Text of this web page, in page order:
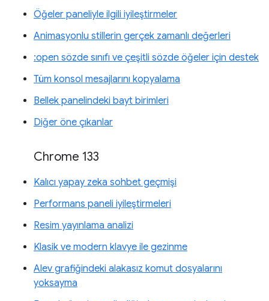
Öğeler paneliyle ilgili iyileştirmeler
Animasyonlu stillerin gerçek zamanlı değerleri
:open sözde sınıfı ve çeşitli sözde öğeler için destek
Tüm konsol mesajlarını kopyalama
Bellek panelindeki bayt birimleri
Diğer öne çıkanlar
Chrome 133
Kalıcı yapay zeka sohbet geçmişi
Performans paneli iyileştirmeleri
Resim yayınlama analizi
Klasik ve modern klavye ile gezinme
Alev grafiğindeki alakasız komut dosyalarını
yoksayma